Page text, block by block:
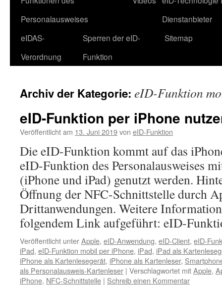
Personalausweises
Dienstanbieter
eIDAS-
Verordnung
Sperren der eID-
Funktion
Sitemap
Archiv der Kategorie: eID-Funktion
eID-Funktion per iPhone
Veröffentlicht am 13. Juni 2019von eID-Funktion
Die eID-Funktion kommt auf das
eID-Funktion des Personalausweises
(iPhone und iPad) genutzt werden.
Öffnung der NFC-Schnittstelle durch
Drittanwendungen. Weitere
folgendem Link aufgeführt: eID-
Veröffentlicht unterApple, eID-Anwendung, eID-Client, eID-
iPad, eID-Funktion mobil per iPhone, iPad, iPad als
iPhone als Kartenlesegerät, iPhone als Kartenleser,
als Personalausweis-Kartenleser | Verschlagwortet mitApple,
iPhone, NFC-Schnittstelle | Schreib einen Kommentar